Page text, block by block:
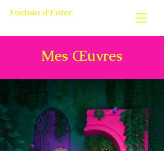
Fuchsia d'Enfer
Mes Œuvres